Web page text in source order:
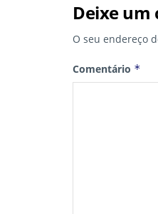
Deixe
O seu endereço
Comentário *